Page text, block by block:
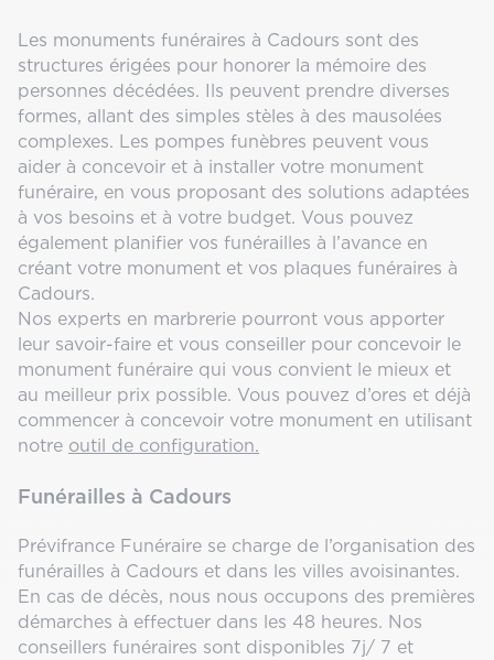
Les monuments funéraires à Cadours sont des
structures érigées pour honorer la mémoire des
personnes décédées. Ils peuvent prendre diverses
formes, allant des simples stèles à des mausolées
complexes. Les pompes funèbres peuvent vous
aider à concevoir et à installer votre monument
funéraire, en vous proposant des solutions adaptées
à vos besoins et à votre budget. Vous pouvez
également planifier vos funérailles à l’avance en
créant votre monument et vos plaques funéraires à
Cadours.
Nos experts en marbrerie pourront vous apporter
leur savoir-faire et vous conseiller pour concevoir le
monument funéraire qui vous convient le mieux et
au meilleur prix possible. Vous pouvez d’ores et déjà
commencer à concevoir votre monument en utilisant
notre outil de configuration.
Funérailles à Cadours
Prévifrance Funéraire se charge de l’organisation des
funérailles à Cadours et dans les villes avoisinantes.
En cas de décès, nous nous occupons des premières
démarches à effectuer dans les 48 heures. Nos
conseillers funéraires sont disponibles 7j/ 7 et